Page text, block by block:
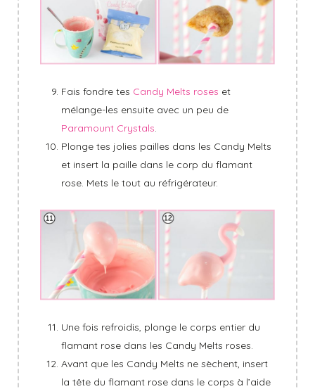
Fais fondre tes Candy Melts roses et
mélange-les ensuite avec un peu de
Paramount Crystals.
Plonge tes jolies pailles dans les Candy Melts
et insert la paille dans le corp du flamant
rose. Mets le tout au réfrigérateur.
Une fois refroidis, plonge le corps entier du
flamant rose dans les Candy Melts roses.
Avant que les Candy Melts ne sèchent, insert
la tête du flamant rose dans le corps à l’aide